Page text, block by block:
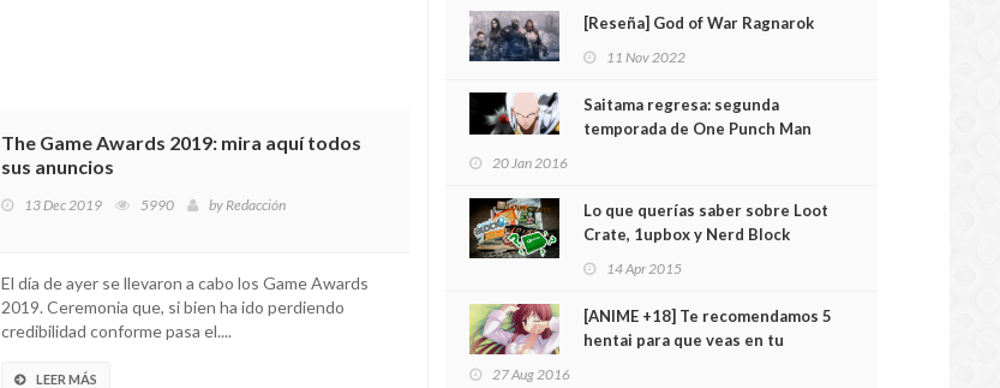
The Game Awards 2019: mira aquí todos
sus anuncios
13 Dec 2019 5990 byRedacción
El día de ayer se llevaron a cabo los Game Awards
2019. Ceremonia que, si bien ha ido perdiendo
credibilidad conforme pasa el....
LEER MÁS
[Reseña] God of War Ragnarok
11 Nov 2022
Saitama regresa: segunda
temporada de One Punch Man
20 Jan 2016
Lo que querías saber sobre Loot
Crate, 1upbox y Nerd Block
14 Apr 2015
[ANIME +18] Te recomendamos 5
hentai para que veas en tu
27 Aug 2016